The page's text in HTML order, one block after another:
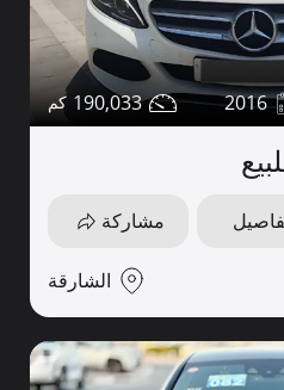
2016
190,033
مشاركة
الشارقة